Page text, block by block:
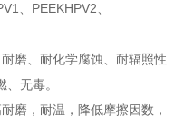
、PEEKHPV2、
磨、耐化学腐蚀、耐辐照性
无毒。
磨，耐温，降低摩擦因数，